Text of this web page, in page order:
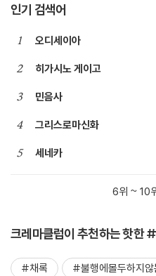
인기 검색어
1 오디세이아
2 히가시노 게이고
3 민음사
4 그리스로마신화
5 세네카
6위 ~ 10
크레마클럽이 추천하는 핫한
#채록 #불행에몰두하지않